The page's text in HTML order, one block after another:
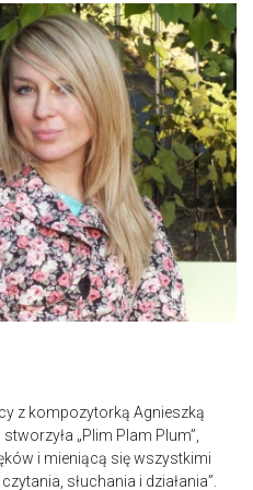
z kompozytorką Agnieszką
„Plim Plam Plum”,
i mieniącą się wszystkimi
słuchania i działania”.